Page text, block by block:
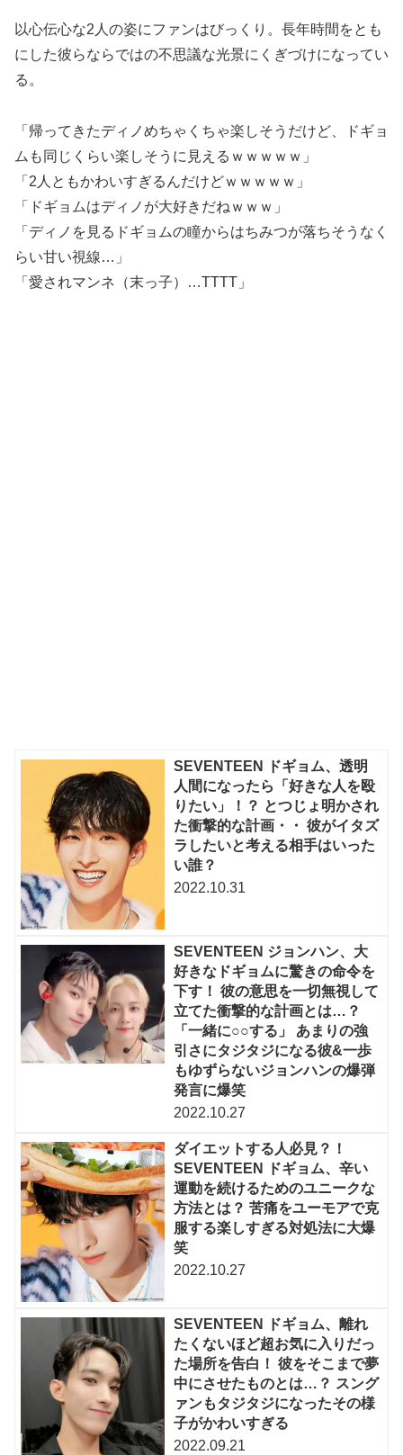
以心伝心な2人の姿にファンはびっくり。長年時間をとも
にした彼らならではの不思議な光景にくぎづけになってい
る。
「帰ってきたディノめちゃくちゃ楽しそうだけど、ドギョ
ムも同じくらい楽しそうに見えるｗｗｗｗｗ」
「2人ともかわいすぎるんだけどｗｗｗｗｗ」
「ドギョムはディノが大好きだねｗｗｗ」
「ディノを見るドギョムの瞳からはちみつが落ちそうなく
らい甘い視線…」
「愛されマンネ（末っ子）…TTTT」
SEVENTEEN ドギョム、透明
人間になったら「好きな人を殴
りたい」！？ とつじょ明かされ
た衝撃的な計画・・ 彼がイタズ
ラしたいと考える相手はいった
い誰？
2022.10.31
SEVENTEEN ジョンハン、大
好きなドギョムに驚きの命令を
下す！ 彼の意思を一切無視して
立てた衝撃的な計画とは…？
「一緒に○○する」 あまりの強
引さにタジタジになる彼&一歩
もゆずらないジョンハンの爆弾
発言に爆笑
2022.10.27
ダイエットする人必見？！
SEVENTEEN ドギョム、辛い
運動を続けるためのユニークな
方法とは？ 苦痛をユーモアで克
服する楽しすぎる対処法に大爆
笑
2022.10.27
SEVENTEEN ドギョム、離れ
たくないほど超お気に入りだっ
た場所を告白！ 彼をそこまで夢
中にさせたものとは…？ スング
ァンもタジタジになったその様
子がかわいすぎる
2022.09.21